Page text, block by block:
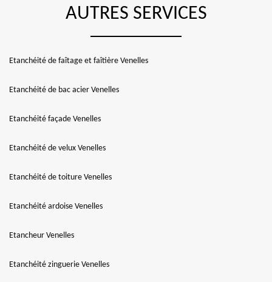
AUTRES SERVICES
Etanchéité de faîtage et faîtière Venelles
Etanchéité de bac acier Venelles
Etanchéité façade Venelles
Etanchéité de velux Venelles
Etanchéité de toiture Venelles
Etanchéité ardoise Venelles
Etancheur Venelles
Etanchéité zinguerie Venelles